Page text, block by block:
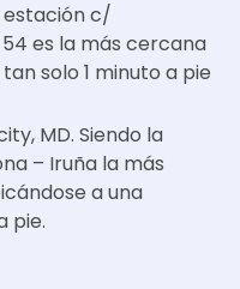
estación c/
es la más cercana
solo 1 minuto a pie
MD. Siendo la
– Iruña la más
a una
pie.